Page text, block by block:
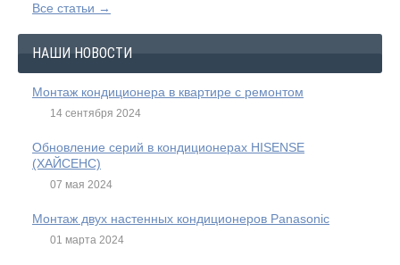
Все статьи →
НАШИ НОВОСТИ
Монтаж кондиционера в квартире с ремонтом
14 сентября 2024
Обновление серий в кондиционерах HISENSE
(ХАЙСЕНС)
07 мая 2024
Монтаж двух настенных кондиционеров Panasonic
01 марта 2024